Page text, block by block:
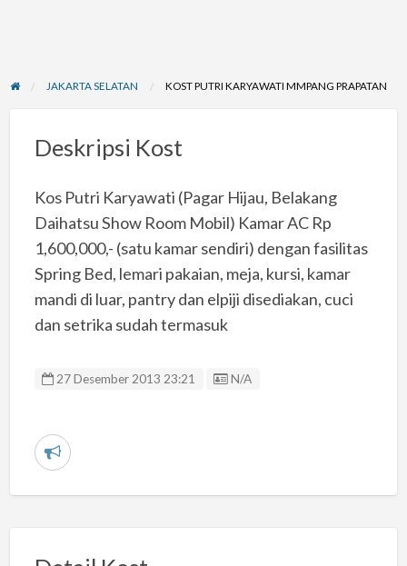
JAKARTA SELATAN KOST PUTRI KARYAWATI MMPANG PRAPATAN
Deskripsi Kost
Kos Putri Karyawati (Pagar Hijau, Belakang
Daihatsu Show Room Mobil) Kamar AC Rp
1,600,000,- (satu kamar sendiri) dengan fasilitas
Spring Bed, lemari pakaian, meja, kursi, kamar
mandi di luar, pantry dan elpiji disediakan, cuci
dan setrika sudah termasuk
27 Desember 2013 23:21 Listing ID
N/A
L
r